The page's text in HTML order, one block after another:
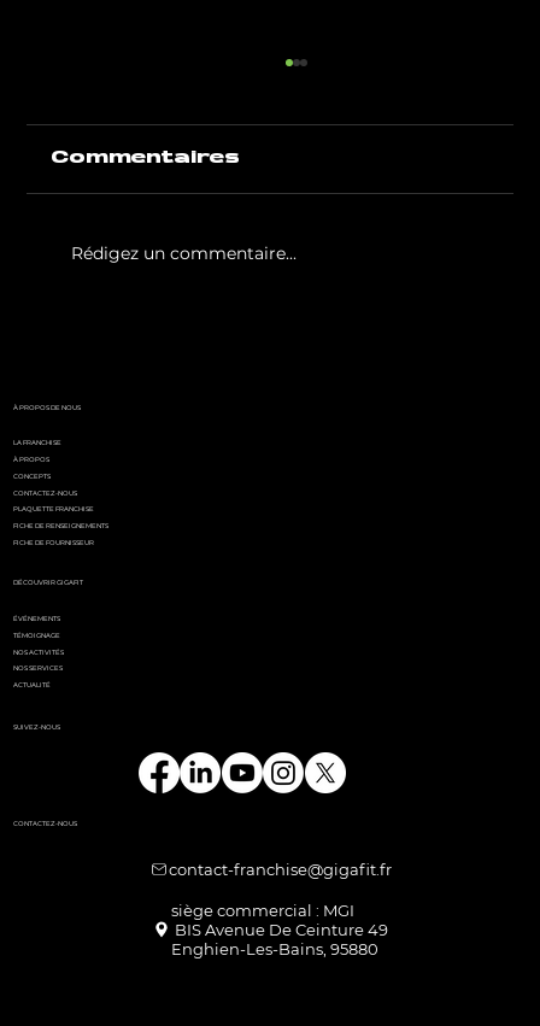
Commentaires
Rédigez un commentaire...
DÉCOUVRIR GIGAFIT
ÉVÉNEMENTS
TÉMOIGNAGE
NOS ACTIVITÉS
NOS SERVICES
ACTUALITÉ
CONTACTEZ-NOUS
contact-franchise@gigafit.fr
Enghien-Les-Bains, 95880
À PROPOS DE NOUS
LA FRANCHISE
À PROPOS
CONCEPTS
CONTACTEZ-NOUS
PLAQUETTE FRANCHISE
FICHE DE RENSEIGNEMENTS
FICHE DE FOURNISSEUR
SUIVEZ-NOUS